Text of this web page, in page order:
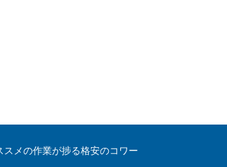
メの作業が捗る格安のコワー